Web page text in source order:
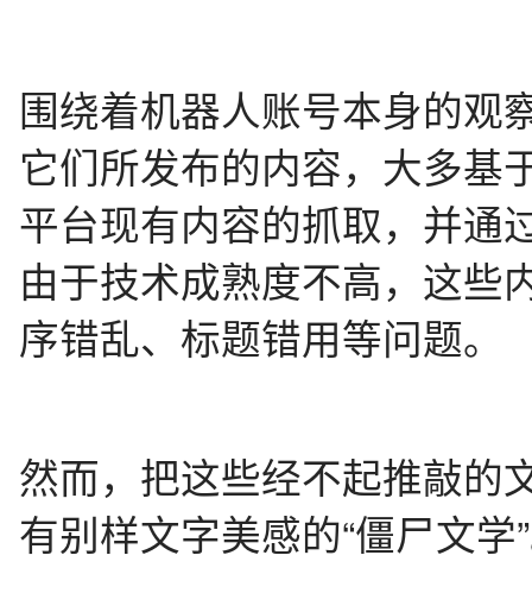
围绕着机器人账号本身的观
它们所发布的内容，大多基
平台现有内容的抓取，并通
由于技术成熟度不高，这些
序错乱、标题错用等问题。
然而，把这些经不起推敲的
有别样文字美感的“僵尸文学